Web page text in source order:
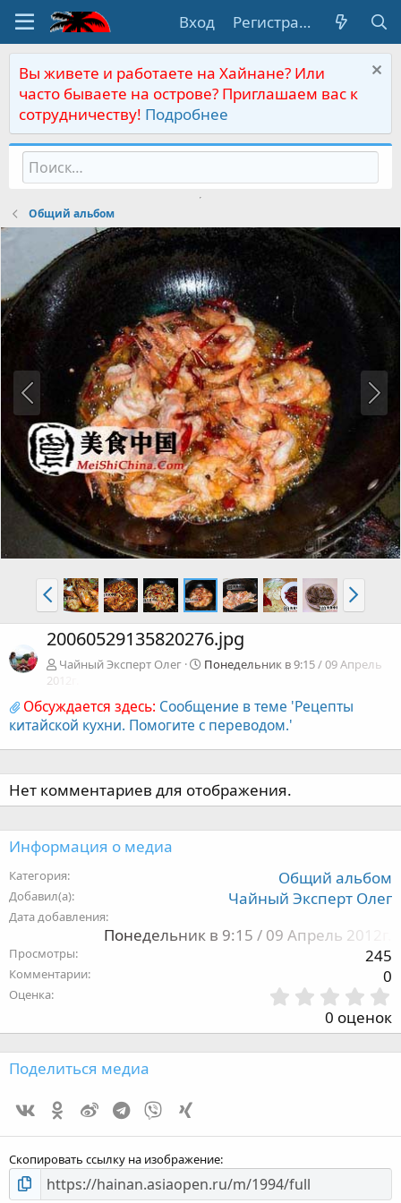
Вход Регистрация
Вы живете и работаете на Хайнане? Или
часто бываете на острове? Приглашаем вас к
сотрудничеству! Подробнее
Общий альбом
20060529135820276.jpg
Чайный Эксперт Олег
Понедельник в 9:15 / 09 Апрель
2012г.
Обсуждается здесь: Сообщение в теме 'Рецепты
китайской кухни. Помогите с переводом.'
Нет комментариев для отображения.
Информация о медиа
Категория Общий альбом
Добавил(а) Чайный Эксперт Олег
Дата добавления
Понедельник в 9:15 / 09 Апрель 2012г.
Просмотры 245
Комментарии 0
Оценка
,
0
0
д
0 оценок
Поделиться медиа
Vk
Ok WeiboTelegram
Viber
Скопировать ссылку на изображение